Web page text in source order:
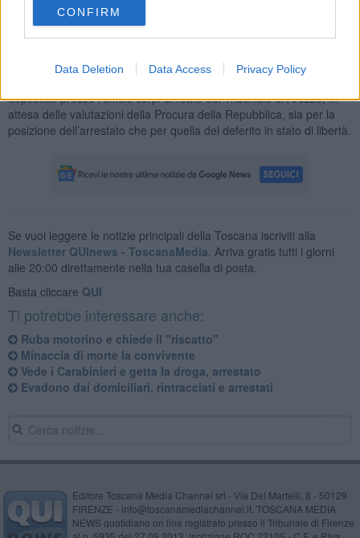
CONFIRM
Data Deletion Data Access Privacy Policy
Carabinieri hanno trovato un manganello telescopico metallico di
55 centimetri ed un coltello a serramanico. I militari, quindi, hanno
denunciato a piede libero il proprietario della vettura per la
depositati presso l’ufficio corpi di reato del Tribunale di Arezzo, in
attesa delle valutazioni della Procura della Repubblica, sia per la
posizione dell’arrestato che per quella del deferito in stato di libertà.
Se vuoi leggere le notizie principali della Toscana iscriviti alla
Newsletter QUInews - ToscanaMedia. Arriva gratis tutti i giorni
alle 20:00 direttamente nella tua casella di posta.
Basta cliccare QUI
Ti potrebbe interessare anche:
Ruba motorino e chiede il "riscatto"
Minaccia di morte la convivente
Vede i Carabinieri e getta la droga, arrestato
Evadono dai domiciliari, rintracciati e arrestati
Editore Toscana Media Channel srl - Via Dei Martelli, 8 - 50129
FIRENZE - info@toscanamediachannel.it. TOSCANA MEDIA
NEWS quotidiano on line registrato presso il Tribunale di Firenze